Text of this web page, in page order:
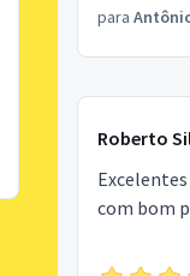
para
Roberto
com bom